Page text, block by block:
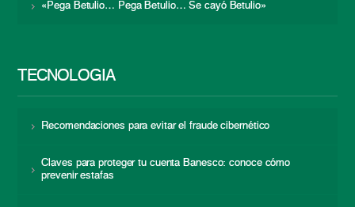
«Pega Betulio… Pega Betulio… Se cayó Betulio»
TECNOLOGÍA
Recomendaciones para evitar el fraude cibernético
Claves para proteger tu cuenta Banesco: conoce cómo
prevenir estafas